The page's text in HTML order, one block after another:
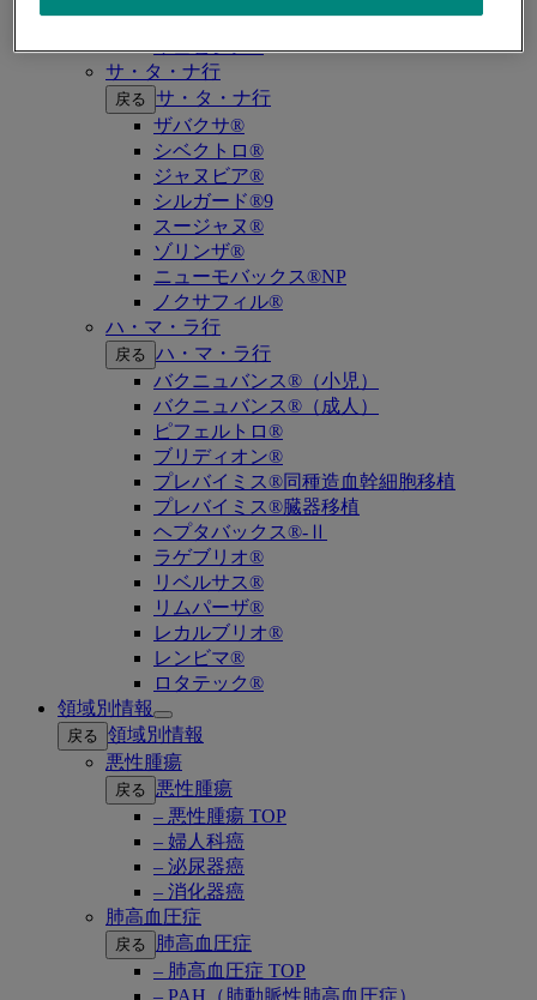
キャップバックス®
キュビシン®
サ・タ・ナ行
戻る サ・タ・ナ行
ザバクサ®
シベクトロ®
ジャヌビア®
シルガード®9
スージャヌ®
ゾリンザ®
ニューモバックス®NP
ノクサフィル®
ハ・マ・ラ行
戻る ハ・マ・ラ行
バクニュバンス®（小児）
バクニュバンス®（成人）
ピフェルトロ®
ブリディオン®
プレバイミス®同種造血幹細胞移植
プレバイミス®臓器移植
ヘプタバックス®-Ⅱ
ラゲブリオ®
リベルサス®
リムパーザ®
レカルブリオ®
レンビマ®
ロタテック®
領域別情報
Open
submenu
戻る 領域別情報
悪性腫瘍
戻る
悪性腫瘍
– 悪性腫瘍 TOP
– 婦人科癌
– 泌尿器癌
– 消化器癌
肺高血圧症
戻る
肺高血圧症
– 肺高血圧症 TOP
– PAH（肺動脈性肺高血圧症）